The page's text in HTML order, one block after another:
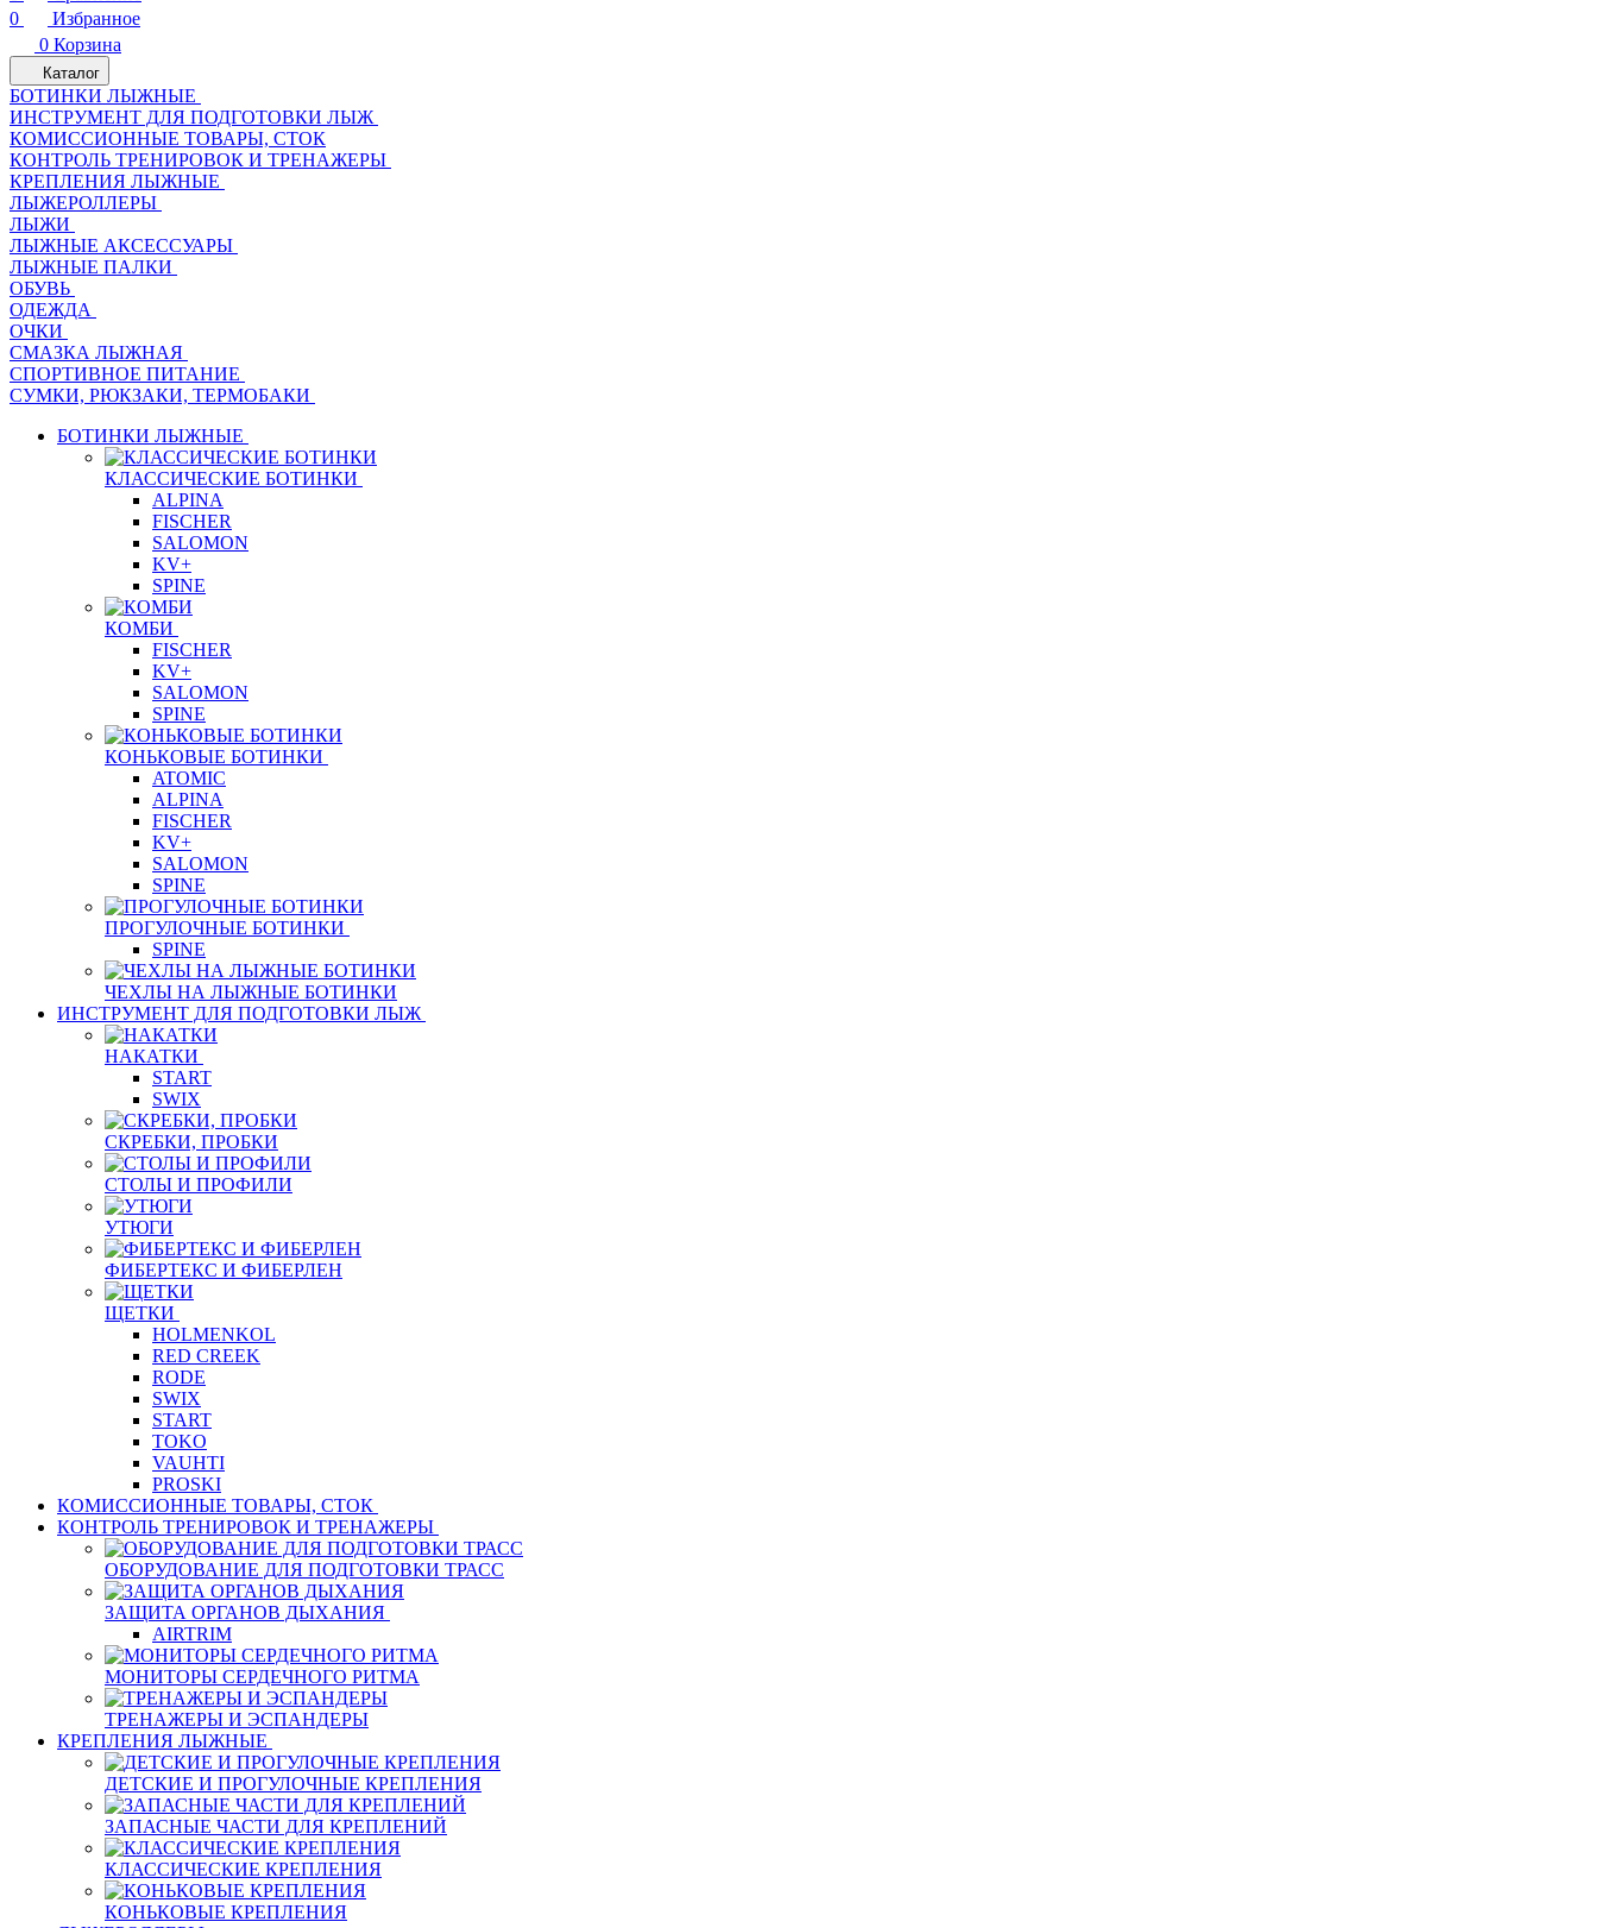
0
Избранное
0 Корзина
Каталог
БОТИНКИ ЛЫЖНЫЕ
ИНСТРУМЕНТ ДЛЯ ПОДГОТОВКИ ЛЫЖ
КОМИССИОННЫЕ ТОВАРЫ, СТОК
КОНТРОЛЬ ТРЕНИРОВОК И ТРЕНАЖЕРЫ
КРЕПЛЕНИЯ ЛЫЖНЫЕ
ЛЫЖЕРОЛЛЕРЫ
ЛЫЖИ
ЛЫЖНЫЕ АКСЕССУАРЫ
ЛЫЖНЫЕ ПАЛКИ
ОБУВЬ
ОДЕЖДА
ОЧКИ
СМАЗКА ЛЫЖНАЯ
СПОРТИВНОЕ ПИТАНИЕ
СУМКИ, РЮКЗАКИ, ТЕРМОБАКИ
БОТИНКИ ЛЫЖНЫЕ
КЛАССИЧЕСКИЕ БОТИНКИ
ALPINA
FISCHER
SALOMON
KV+
SPINE
КОМБИ
FISCHER
KV+
SALOMON
SPINE
КОНЬКОВЫЕ БОТИНКИ
ATOMIC
ALPINA
FISCHER
KV+
SALOMON
SPINE
ПРОГУЛОЧНЫЕ БОТИНКИ
SPINE
ЧЕХЛЫ НА ЛЫЖНЫЕ БОТИНКИ
ИНСТРУМЕНТ ДЛЯ ПОДГОТОВКИ ЛЫЖ
НАКАТКИ
START
SWIX
СКРЕБКИ, ПРОБКИ
СТОЛЫ И ПРОФИЛИ
УТЮГИ
ФИБЕРТЕКС И ФИБЕРЛЕН
ЩЕТКИ
HOLMENKOL
RED CREEK
RODE
SWIX
START
TOKO
VAUHTI
PROSKI
КОМИССИОННЫЕ ТОВАРЫ, СТОК
КОНТРОЛЬ ТРЕНИРОВОК И ТРЕНАЖЕРЫ
ОБОРУДОВАНИЕ ДЛЯ ПОДГОТОВКИ ТРАСС
ЗАЩИТА ОРГАНОВ ДЫХАНИЯ
AIRTRIM
МОНИТОРЫ СЕРДЕЧНОГО РИТМА
ТРЕНАЖЕРЫ И ЭСПАНДЕРЫ
КРЕПЛЕНИЯ ЛЫЖНЫЕ
ДЕТСКИЕ И ПРОГУЛОЧНЫЕ КРЕПЛЕНИЯ
ЗАПАСНЫЕ ЧАСТИ ДЛЯ КРЕПЛЕНИЙ
КЛАССИЧЕСКИЕ КРЕПЛЕНИЯ
КОНЬКОВЫЕ КРЕПЛЕНИЯ